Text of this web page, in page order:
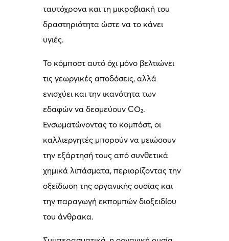
ταυτόχρονα και τη μικροβιακή του
δραστηριότητα ώστε να το κάνει
υγιές.
Το κόμποστ αυτό όχι μόνο βελτιώνει
τις γεωργικές αποδόσεις, αλλά
ενισχύει και την ικανότητα των
εδαφών να δεσμεύουν CO₂.
Ενσωματώνοντας το κομπόστ, οι
καλλιεργητές μπορούν να μειώσουν
την εξάρτησή τους από συνθετικά
χημικά λιπάσματα, περιορίζοντας την
οξείδωση της οργανικής ουσίας και
την παραγωγή εκπομπών διοξειδίου
του άνθρακα.